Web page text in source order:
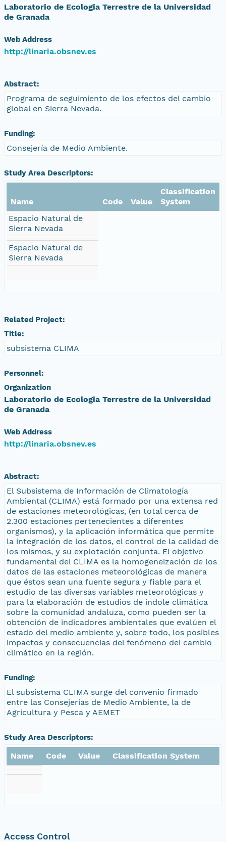
Laboratorio de Ecologia Terrestre de la Universidad
de Granada
Web Address
http://linaria.obsnev.es
Abstract:
Programa de seguimiento de los efectos del cambio
global en Sierra Nevada.
Funding:
Consejería de Medio Ambiente.
Study Area Descriptors:
Name Code Value
Classification
System
Espacio Natural de
Sierra Nevada
Espacio Natural de
Sierra Nevada
Related Project:
Title:
subsistema CLIMA
Personnel:
Organization
Laboratorio de Ecologia Terrestre de la Universidad
de Granada
Web Address
http://linaria.obsnev.es
Abstract:
El Subsistema de Información de Climatología
Ambiental (CLIMA) está formado por una extensa red
de estaciones meteorológicas, (en total cerca de
2.300 estaciones pertenecientes a diferentes
organismos), y la aplicación informática que permite
la integración de los datos, el control de la calidad de
los mismos, y su explotación conjunta. El objetivo
fundamental del CLIMA es la homogeneización de los
datos de las estaciones meteorológicas de manera
que éstos sean una fuente segura y fiable para el
estudio de las diversas variables meteorológicas y
para la elaboración de estudios de índole climática
sobre la comunidad andaluza, como pueden ser la
obtención de indicadores ambientales que evalúen el
estado del medio ambiente y, sobre todo, los posibles
impactos y consecuencias del fenómeno del cambio
climático en la región.
Funding:
El subsistema CLIMA surge del convenio firmado
entre las Consejerías de Medio Ambiente, la de
Agricultura y Pesca y AEMET
Study Area Descriptors:
Name Code Value Classification System
Access Control